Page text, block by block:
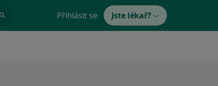
Přihlásit se Jste lékař?